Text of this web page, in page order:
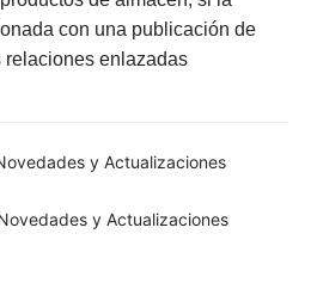
con una publicación de
relaciones enlazadas
y Actualizaciones
y Actualizaciones